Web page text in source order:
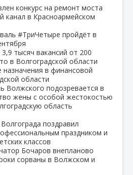
конкурс на ремонт моста
канал в Красноармейском
#ТриЧетыре пройдёт в
тысяч вакансий от 200
в Волгоградской области
назначения в финансовой
области
Волжского подозревается в
жены с особой жестокостью
область
поздравил
праздником и
классов
Бочаров внепланово
сорваны в Волжском и